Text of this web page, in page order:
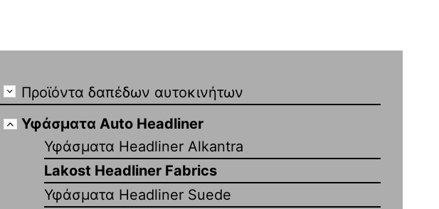
Προϊόντα δαπέδων αυτοκινήτων
Υφάσματα Auto Headliner
Υφάσματα Headliner Alkantra
Lakost Headliner Fabrics
Υφάσματα Headliner Suede